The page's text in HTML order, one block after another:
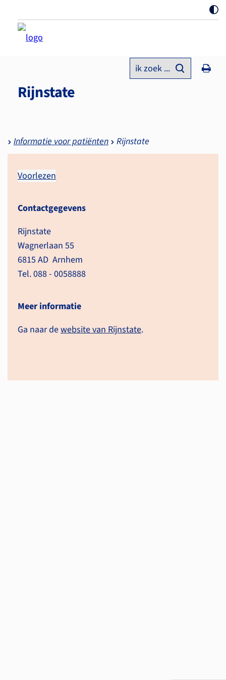
ik zoek ...
Rijnstate
Informatie voor patiënten Rijnstate
Voorlezen
Contactgegevens
Rijnstate
Wagnerlaan 55
6815 AD Arnhem
Tel. 088 - 0058888
Meer informatie
Ga naar dewebsite van Rijnstate.